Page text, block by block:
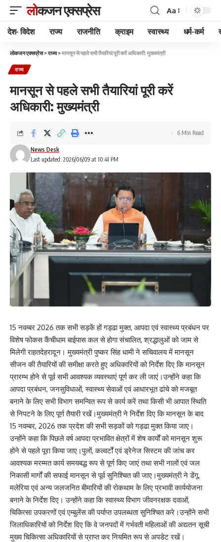
लोकजन एक्सप्रेस Aa
देश- विदेश राज्य राजनीति क्राइम स्वास्थ्य धर्म-कर्म
लोकजन एक्सप्रेस>राज्य>मानसून से पहले सभी तैयारियां पूरी करें अधिकारी: मुख्यमंत्री
राज्य
मानसून से पहले सभी तैयारियां पूरी करें
अधिकारी: मुख्यमंत्री
Last updated: 2026/06/09 at 10:41 PM
News Desk
6 Min Read
15 नवम्बर 2026 तक सभी सड़कें हों गड्ढा मुक्त, आपदा एवं स्वास्थ्य प्रबंधन पर
विशेष फोकस कैंचीधाम बाईपास कल से होगा संचालित, श्रद्धालुओं को जाम से
मिलेगी राहतदेहरादून। मुख्यमंत्री पुष्कर सिंह धामी ने सचिवालय में मानसून
सीजन की तैयारियों की समीक्षा करते हुए अधिकारियों को निर्देश दिए कि मानसून
प्रारम्भ होने से पूर्व सभी आवश्यक व्यवस्थाएं पूर्ण कर ली जाएं।उन्होंने कहा कि
आपदा प्रबंधन, जनसुविधाओं, स्वास्थ्य सेवाओं एवं आधारभूत ढांचे को मजबूत
बनाने के लिए सभी विभाग समन्वित रूप से कार्य करें तथा किसी भी आपात स्थिति
से निपटने के लिए पूर्ण तैयारी रखें।मुख्यमंत्री ने निर्देश दिए कि मानसून के बाद
15 नवम्बर, 2026 तक प्रदेश की सभी सड़कों को गड्ढा मुक्त किया जाए।
उन्होंने कहा कि पिछले वर्ष आपदा प्रभावित क्षेत्रों में शेष कार्यों को मानसून शुरू
होने से पहले पूरा किया जाए।पुलों, कल्वर्टों एवं ड्रेनेज सिस्टम की जांच कर
आवश्यक मरम्मत कार्य समयबद्ध रूप से पूर्ण किए जाएं तथा सभी नालों एवं जल
निकासी मार्गों की सफाई मानसून से पूर्व सुनिश्चित की जाए।मुख्यमंत्री ने डेंगू,
मलेरिया एवं अन्य जलजनित बीमारियों की रोकथाम के लिए प्रभावी कार्ययोजना
बनाने के निर्देश दिए। उन्होंने कहा कि स्वास्थ्य विभाग जीवनरक्षक दवाओं,
चिकित्सा उपकरणों एवं एम्बुलेंस की पर्याप्त उपलब्धता सुनिश्चित करे।उन्होंने सभी
जिलाधिकारियों को निर्देश दिए कि वे जनपदों में गर्भवती महिलाओं की अद्यतन सूची
मुख्य चिकित्सा अधिकारियों से प्राप्त कर नियमित रूप से अपडेट रखें।